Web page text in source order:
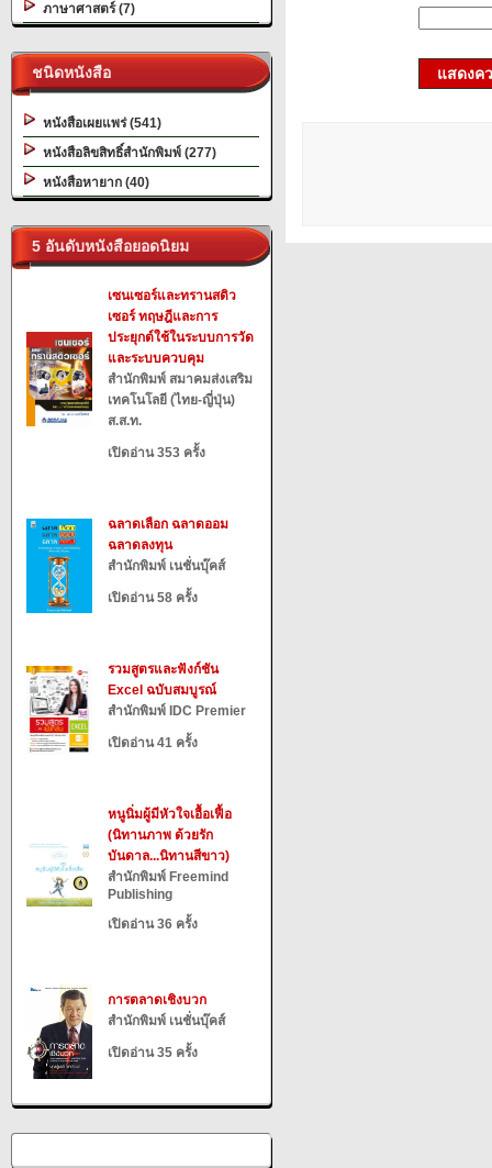
ภาษาศาสตร์ (7)
ชนิดหนังสือ
หนังสือเผยแพร่ (541)
หนังสือลิขสิทธิ์สำนักพิมพ์ (277)
หนังสือหายาก (40)
5 อันดับหนังสือยอดนิยม
เซนเซอร์และทรานสดิว
เซอร์ ทฤษฎีและการ
ประยุกต์ใช้ในระบบการวัด
และระบบควบคุม
สำนักพิมพ์ สมาคมส่งเสริม
เทคโนโลยี (ไทย-ญี่ปุ่น)
ส.ส.ท.
เปิดอ่าน 353 ครั้ง
ฉลาดเลือก ฉลาดออม
ฉลาดลงทุน
สำนักพิมพ์ เนชั่นบุ๊คส์
เปิดอ่าน 58 ครั้ง
รวมสูตรและฟังก์ชัน
Excel ฉบับสมบูรณ์
สำนักพิมพ์ IDC Premier
เปิดอ่าน 41 ครั้ง
หนูนิ่มผู้มีหัวใจเอื้อเฟื้อ
(นิทานภาพ ด้วยรัก
บันดาล...นิทานสีขาว)
สำนักพิมพ์ Freemind
Publishing
เปิดอ่าน 36 ครั้ง
การตลาดเชิงบวก
สำนักพิมพ์ เนชั่นบุ๊คส์
เปิดอ่าน 35 ครั้ง
แสดงค